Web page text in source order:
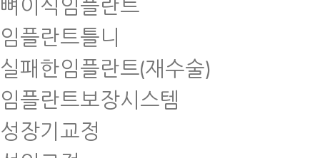
임플란트틀니
실패한임플란트(재수술)
임플란트보장시스템
성장기교정